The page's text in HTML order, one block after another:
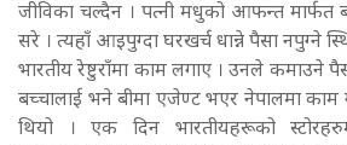
जीविका चल्दैन । पत्नी मधुको आफन्त मार्फत
सरे । त्यहाँ आइपुग्दा घरखर्च धान्ने पैसा नपुग्ने
भारतीय रेष्टुराँमा काम लगाए । उनले कमाउने
बच्चालाई भने बीमा एजेण्ट भएर नेपालमा काम
थियो । एक दिन भारतीयहरूको